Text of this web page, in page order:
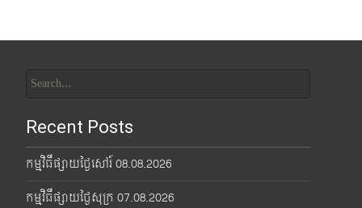
for:
Recent Posts
កម្មវិធីផ្សាយថ្ងៃសៅរ៍ 08.08.2026
កម្មវិធីផ្សាយថ្ងៃសុក្រ 07.08.2026